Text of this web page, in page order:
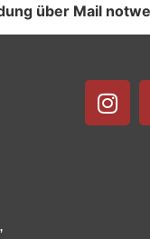
über Mail